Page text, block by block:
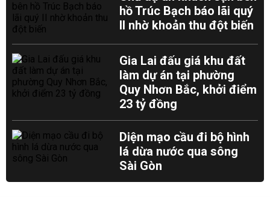
hồ Trúc Bạch báo lãi quý
II nhờ khoản thu đột biến
Gia Lai đấu giá khu đất
làm dự án tại phường
Quy Nhơn Bắc, khởi điểm
23 tỷ đồng
Diện mạo cầu đi bộ hình
lá dừa nước qua sông
Sài Gòn